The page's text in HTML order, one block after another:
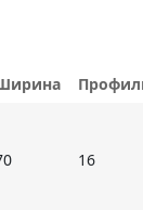
блок
Профиль
16